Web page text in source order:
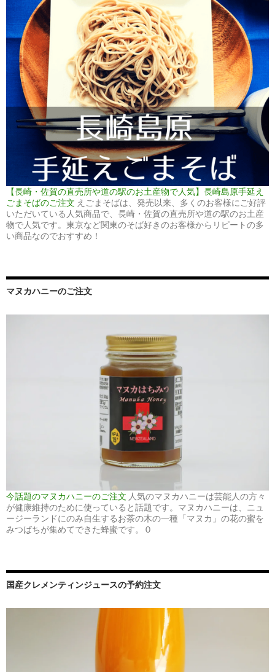
【長崎・佐賀の直売所や道の駅のお土産物で人気】長崎島原手延え
ごまそばのご注文 えごまそばは、発売以来、多くのお客様にご好評
いただいている人気商品で、長崎・佐賀の直売所や道の駅のお土産
物で人気です。東京など関東のそば好きのお客様からリピートの多
い商品なのでおすすめ！
マヌカハニーのご注文
今話題のマヌカハニーのご注文 人気のマヌカハニーは芸能人の方々
が健康維持のために使っていると話題です。マヌカハニーは、ニュ
ージーランドにのみ自生するお茶の木の一種「マヌカ」の花の蜜を
みつばちが集めてできた蜂蜜です。 0
国産クレメンティンジュースの予約注文